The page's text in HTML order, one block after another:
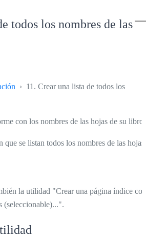
todos los nombres de las
› 11. Crear una lista de todos los
con los nombres de las hojas de su libro.
que se listan todos los nombres de las hojas
la utilidad "Crear una página índice con
(seleccionable)...".